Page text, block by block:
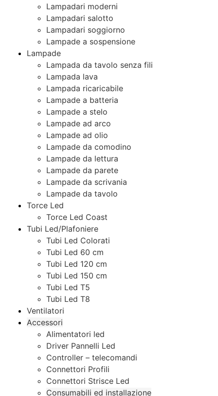
Lampadari moderni
Lampadari salotto
Lampadari soggiorno
Lampade a sospensione
Lampade
Lampada da tavolo senza fili
Lampada lava
Lampada ricaricabile
Lampade a batteria
Lampade a stelo
Lampade ad arco
Lampade ad olio
Lampade da comodino
Lampade da lettura
Lampade da parete
Lampade da scrivania
Lampade da tavolo
Torce Led
Torce Led Coast
Tubi Led/Plafoniere
Tubi Led Colorati
Tubi Led 60 cm
Tubi Led 120 cm
Tubi Led 150 cm
Tubi Led T5
Tubi Led T8
Ventilatori
Accessori
Alimentatori led
Driver Pannelli Led
Controller – telecomandi
Connettori Profili
Connettori Strisce Led
Consumabili ed installazione